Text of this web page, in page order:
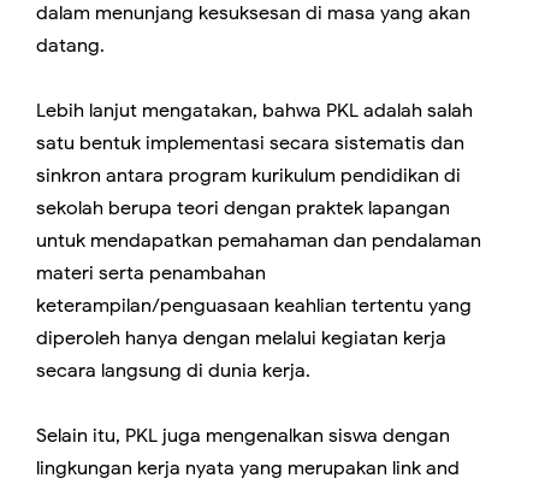
dalam menunjang kesuksesan di masa yang akan
datang.
Lebih lanjut mengatakan, bahwa PKL adalah salah
satu bentuk implementasi secara sistematis dan
sinkron antara program kurikulum pendidikan di
sekolah berupa teori dengan praktek lapangan
untuk mendapatkan pemahaman dan pendalaman
materi serta penambahan
keterampilan/penguasaan keahlian tertentu yang
diperoleh hanya dengan melalui kegiatan kerja
secara langsung di dunia kerja.
Selain itu, PKL juga mengenalkan siswa dengan
lingkungan kerja nyata yang merupakan link and